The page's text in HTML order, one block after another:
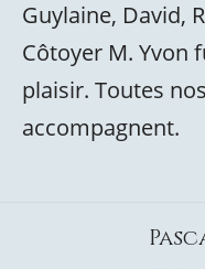
Guylaine, David,
Côtoyer M. Yvon
plaisir. Toutes
accompagnent.